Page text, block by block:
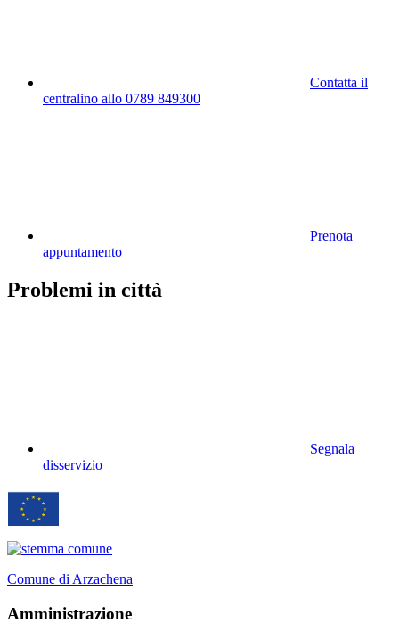
Contatta il
centralino allo 0789 849300
Prenota
appuntamento
Problemi in città
Segnala
disservizio
Comune di Arzachena
Amministrazione